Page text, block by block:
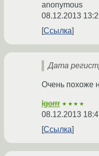
anonymous
08.12.2013
Ссылка
Дата
Очень похоже
Igorrr ★★★★
08.12.2013
Ссылка